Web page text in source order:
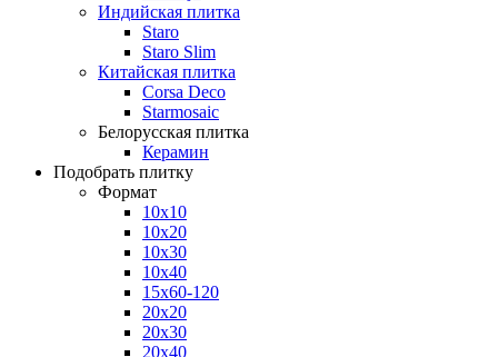
Индийская плитка
Staro
Staro Slim
Китайская плитка
Corsa Deco
Starmosaic
Белорусская плитка
Керамин
Подобрать плитку
Формат
10x10
10x20
10x30
10x40
15x60-120
20x20
20x30
20x40